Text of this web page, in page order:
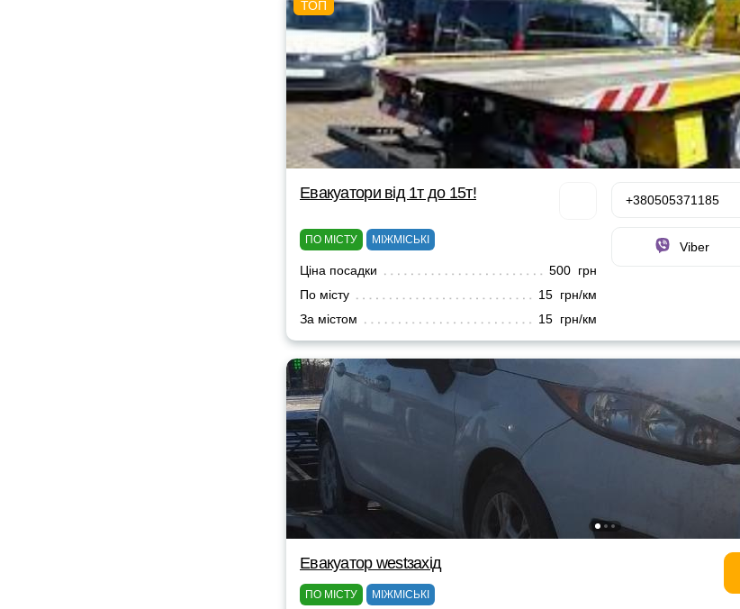
Евакуатори від 1т до 15т!
ПО МІСТУ МІЖМІСЬКІ
Ціна посадки
500 грн
По місту
15 грн/км
За містом
15 грн/км
+380505371185
Viber
Евакуатор westзахід
ПО МІСТУ МІЖМІСЬКІ